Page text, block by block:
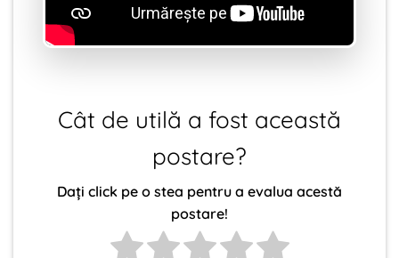
Cât de utilă a fost această
postare?
Dați click pe o stea pentru a evalua acestă
postare!